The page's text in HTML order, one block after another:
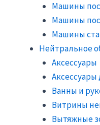
Машины
Машины
Машины
Нейтральное
Аксессуары
Ванны и
Витрины
Вытяжные